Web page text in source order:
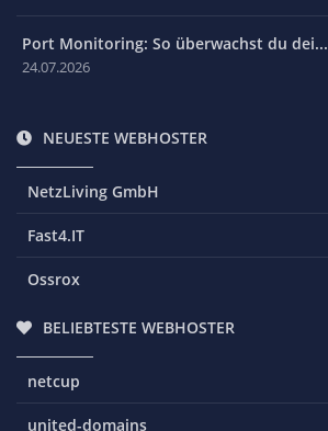
Port Monitoring: So überwachst du dei...
24.07.2026
NEUESTE WEBHOSTER
NetzLiving GmbH
Fast4.IT
Ossrox
BELIEBTESTE WEBHOSTER
netcup
united-domains